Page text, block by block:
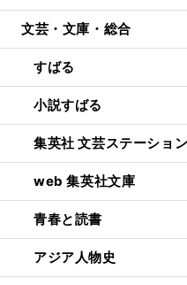
文芸・文庫・総合
すばる
小説すばる
集英社 文芸ステーション
web 集英社文庫
青春と読書
アジア人物史